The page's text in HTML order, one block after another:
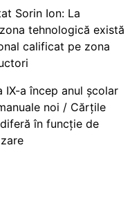
Sorin Ion: La
tehnologică există
calificat pe zona
IX-a încep anul școlar
noi / Cărțile
în funcție de